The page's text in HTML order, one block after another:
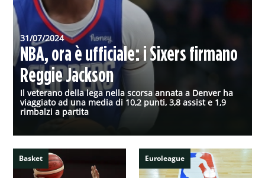
31/07/2024
NBA, ora è ufficiale: i Sixers firmano
Reggie Jackson
Il veterano della lega nella scorsa annata a Denver ha
viaggiato ad una media di 10,2 punti, 3,8 assist e 1,9
rimbalzi a partita
Basket Euroleague